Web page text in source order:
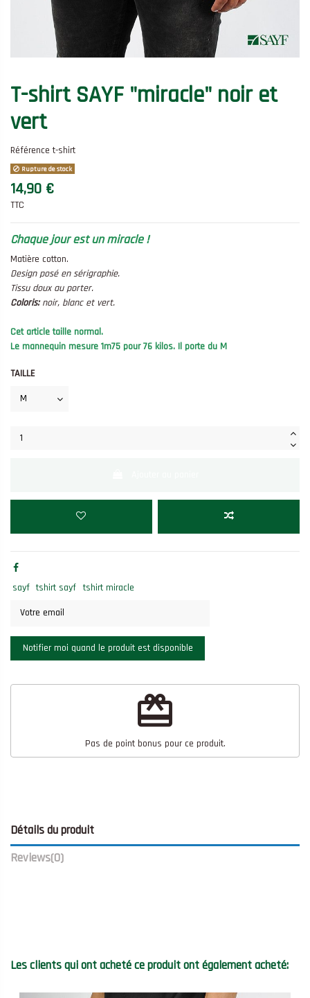
T-shirt SAYF "miracle" noir et
vert
Référence t-shirt
Rupture de stock
14,90 €
TTC
Chaque jour est un miracle !
Matière cotton.
Design posé en sérigraphie.
Tissu doux au porter.
Coloris:noir, blanc et vert.
Cet article taille normal.
Le mannequin mesure 1m75 pour 76 kilos. Il porte du M
TAILLE
sayf tshirt sayf tshirt miracle
redeem
Pas de point bonus pour ce produit.
Détails du produit
Reviews(0)
Les clients qui ont acheté ce produit ont également acheté: